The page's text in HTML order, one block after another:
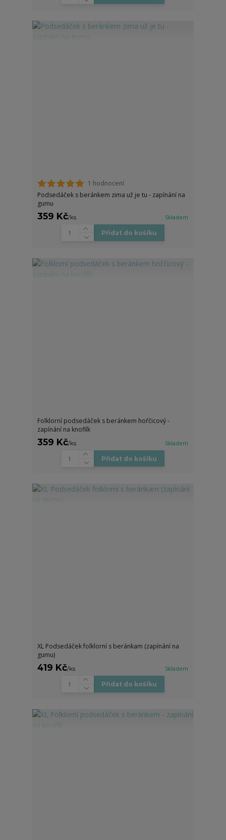
1 hodnocení
Podsedáček s beránkem zima už je tu - zapínání na
gumu
359 Kč/ks Skladem
Přidat do košíku
Folklorní podsedáček s beránkem hořčicový -
zapínání na knoflík
359 Kč/ks Skladem
Přidat do košíku
XL Podsedáček folklorní s beránkam (zapínání na
gumu)
419 Kč/ks Skladem
Přidat do košíku